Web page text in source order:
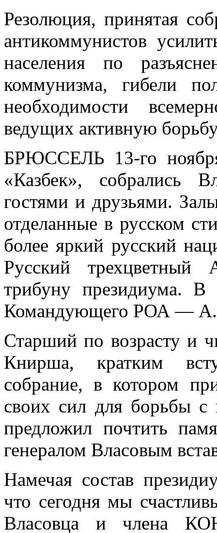
Резолюция, принятая
антикоммунистов
населения по
коммунизма, гибели
необходимости
ведущих активную
БРЮССЕЛЬ 13-го
«Казбек», собра­лись
гостями и друзьями.
отделанные в русском
более яркий русский
Русский трехцветный
трибуну президиума.
Командующего РОА — А.
Старший по возрасту и
Книрша, крат­ким
собрание, в котором
своих сил для борьбы с
предложил почтить
генералом Власовым
Намечая состав
что сегодня мы
Власовца и члена